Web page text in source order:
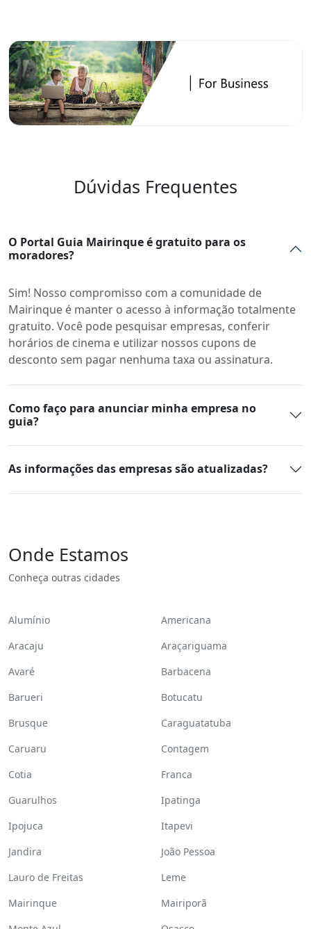
Dúvidas Frequentes
O Portal Guia Mairinque é gratuito para os
moradores?
Sim! Nosso compromisso com a comunidade de
Mairinque é manter o acesso à informação totalmente
gratuito. Você pode pesquisar empresas, conferir
horários de cinema e utilizar nossos cupons de
desconto sem pagar nenhuma taxa ou assinatura.
Como faço para anunciar minha empresa no
guia?
As informações das empresas são atualizadas?
Onde Estamos
Conheça outras cidades
Alumínio
Americana
Aracaju
Araçariguama
Avaré
Barbacena
Barueri
Botucatu
Brusque
Caraguatatuba
Caruaru
Contagem
Cotia
Franca
Guarulhos
Ipatinga
Ipojuca
Itapevi
Jandira
João Pessoa
Lauro de Freitas
Leme
Mairinque
Mairiporã